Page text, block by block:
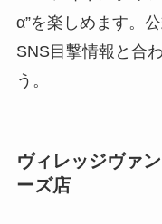
α”を楽しめます。
SNS目撃情報と合
う。
ヴィレッジヴァ
ーズ店